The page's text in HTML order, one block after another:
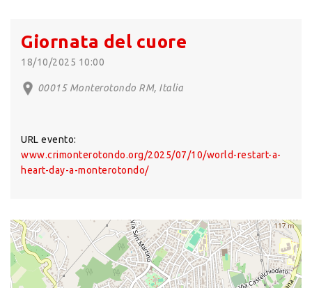
Giornata del cuore
18/10/2025 10:00
00015 Monterotondo RM, Italia
URL evento:
www.crimonterotondo.org/2025/07/10/world-restart-a-
heart-day-a-monterotondo/